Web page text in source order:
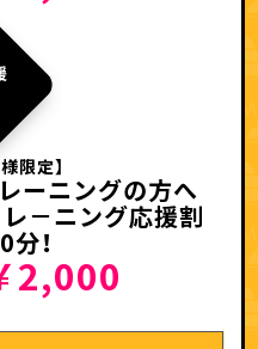
限定】
ーニングの方へ
－ニング応援割
！
2,000